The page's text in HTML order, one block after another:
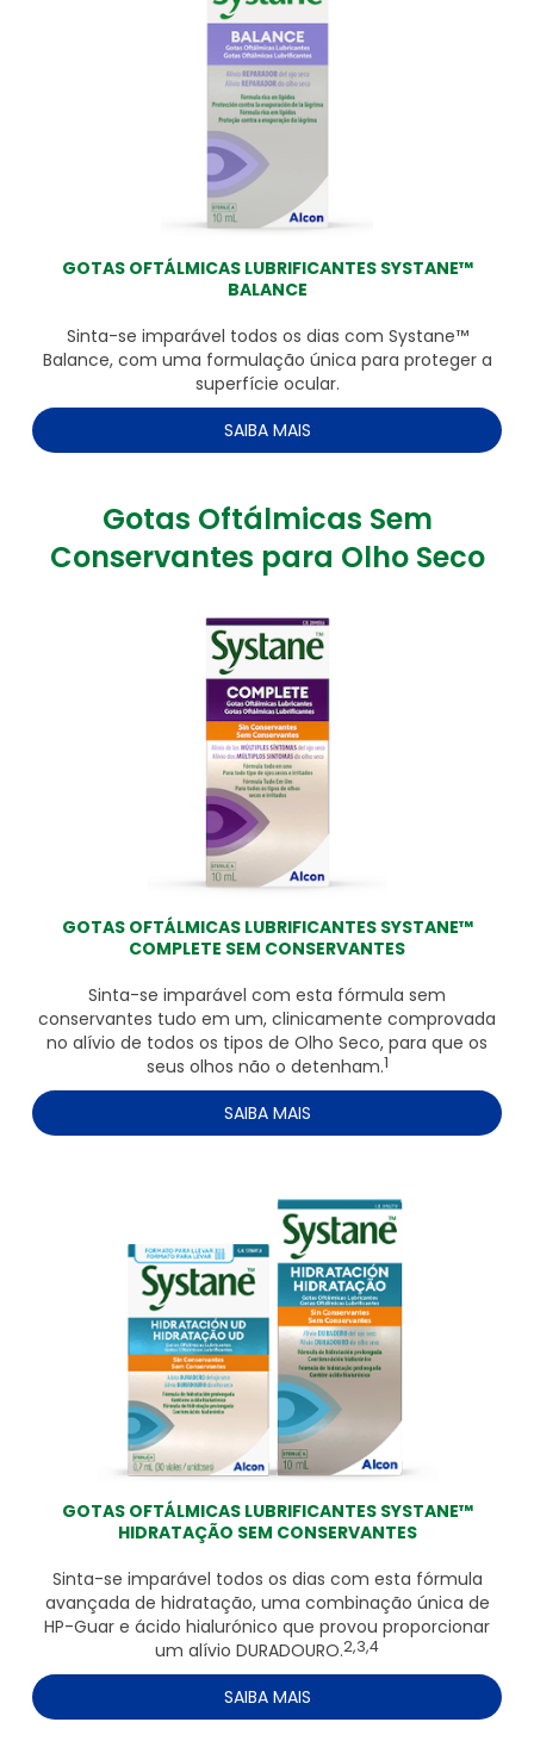
GOTAS OFTÁLMICAS LUBRIFICANTES SYSTANE™
BALANCE
Sinta-se imparável todos os dias com Systane™
Balance, com uma formulação única para proteger a
superfície ocular.
SAIBA MAIS
Gotas Oftálmicas Sem
Conservantes para Olho Seco
GOTAS OFTÁLMICAS LUBRIFICANTES SYSTANE™
COMPLETE SEM CONSERVANTES
Sinta-se imparável com esta fórmula sem
conservantes tudo em um, clinicamente comprovada
no alívio de todos os tipos de Olho Seco, para que os
seus olhos não o detenham.1
SAIBA MAIS
GOTAS OFTÁLMICAS LUBRIFICANTES SYSTANE™
HIDRATAÇÃO SEM CONSERVANTES
Sinta-se imparável todos os dias com esta fórmula
avançada de hidratação, uma combinação única de
HP-Guar e ácido hialurónico que provou proporcionar
um alívio DURADOURO.2,3,4
SAIBA MAIS